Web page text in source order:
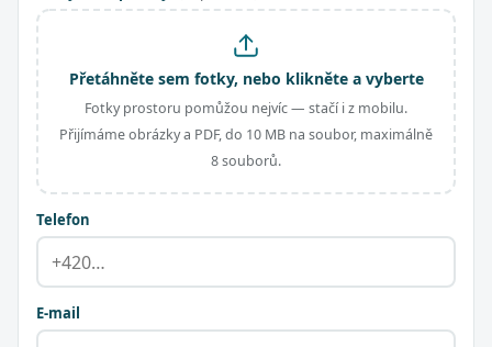
Přetáhněte sem fotky, nebo klikněte a vyberte
Fotky prostoru pomůžou nejvíc — stačí i z mobilu.
Přijímáme obrázky a PDF, do 10 MB na soubor, maximálně
8 souborů.
Telefon
E-mail